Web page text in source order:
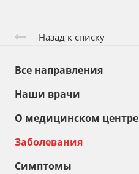
Назад к списку
Все направления
Наши врачи
О медицинском центре
Заболевания
Симптомы